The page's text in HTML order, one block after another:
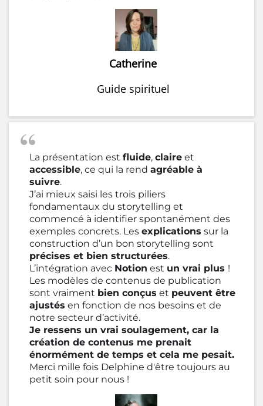
Catherine
Guide spirituel
La présentation est fluide, claire et
accessible, ce qui la rend agréable à
suivre.
J’ai mieux saisi les trois piliers
fondamentaux du storytelling et
commencé à identifier spontanément des
exemples concrets. Les explications sur la
construction d’un bon storytelling sont
précises et bien structurées.
L’intégration avec Notion est un vrai plus !
Les modèles de contenus de publication
sont vraiment bien conçus et peuvent être
ajustés en fonction de nos besoins et de
notre secteur d’activité.
Je ressens un vrai soulagement, car la
création de contenus me prenait
énormément de temps et cela me pesait.
Merci mille fois Delphine d'être toujours au
petit soin pour nous !